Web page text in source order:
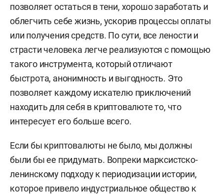
позволяет остаться в тени, хорошо заработать и
облегчить себе жизнь, ускорив процессы оплаты
или получения средств. По сути, все лености и
страсти человека легче реализуются с помощью
такого инструмента, который отличают
быстрота, анонимность и выгодность. Это
позволяет каждому искателю приключений
находить для себя в криптовалюте то, что
интересует его больше всего.
Если бы криптовалюты не было, мы должны
были бы ее придумать. Вопреки марксистско-
ленинскому подходу к периодизации истории,
которое привело индустриальное общество к